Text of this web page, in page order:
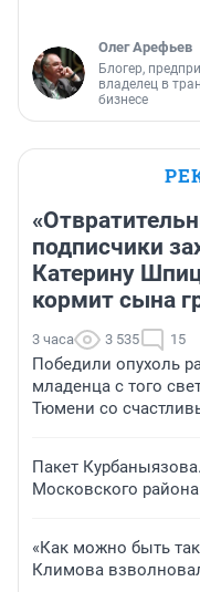
Олег Арефьев
Блогер,
владелец в
бизнесе
подписчики
Катерину
кормит сына
3 часа 3 535 15
Победили опухоль
младенца с того
Тюмени со
Пакет
Московского района
«Как можно быть
Климова